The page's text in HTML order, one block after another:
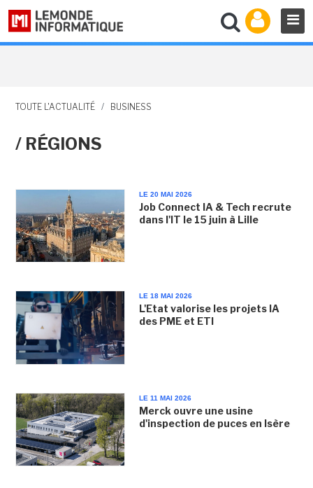
TOUTE L'ACTUALITÉ / BUSINESS
/ RÉGIONS
LE 20 MAI 2026
Job Connect IA & Tech recrute
dans l'IT le 15 juin à Lille
LE 18 MAI 2026
L'Etat valorise les projets IA
des PME et ETI
LE 11 MAI 2026
Merck ouvre une usine
d'inspection de puces en Isère